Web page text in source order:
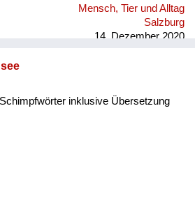
Mensch, Tier und Alltag
Salzburg
14. Dezember 2020
inklusive Übersetzung